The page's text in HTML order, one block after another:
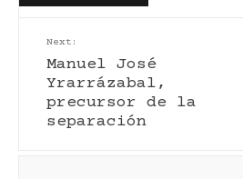
Next:
Manuel José
Yrarrázabal,
precursor de la
separación